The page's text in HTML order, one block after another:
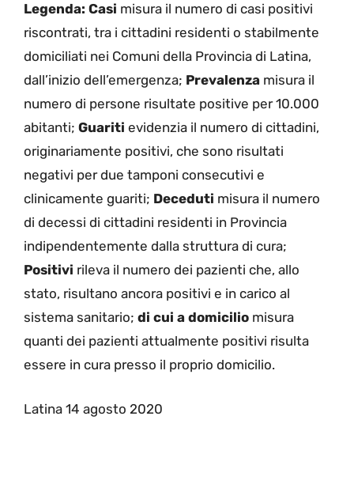
Legenda: Casi misura il numero di casi positivi
riscontrati, tra i cittadini residenti o stabilmente
domiciliati nei Comuni della Provincia di Latina,
dall’inizio dell’emergenza; Prevalenza misura il
numero di persone risultate positive per 10.000
abitanti; Guariti evidenzia il numero di cittadini,
originariamente positivi, che sono risultati
negativi per due tamponi consecutivi e
clinicamente guariti; Deceduti misura il numero
di decessi di cittadini residenti in Provincia
indipendentemente dalla struttura di cura;
Positivi rileva il numero dei pazienti che, allo
stato, risultano ancora positivi e in carico al
sistema sanitario; di cui a domicilio misura
quanti dei pazienti attualmente positivi risulta
essere in cura presso il proprio domicilio.
Latina 14 agosto 2020